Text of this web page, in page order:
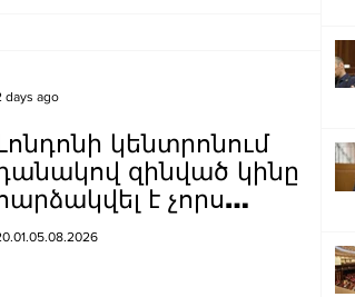
կենտրոնում
զինված կինը
հարձակվել է չորս
վրա
days ago